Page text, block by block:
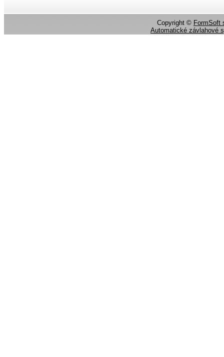
Copyright © FormSoft
Automatické závlahové